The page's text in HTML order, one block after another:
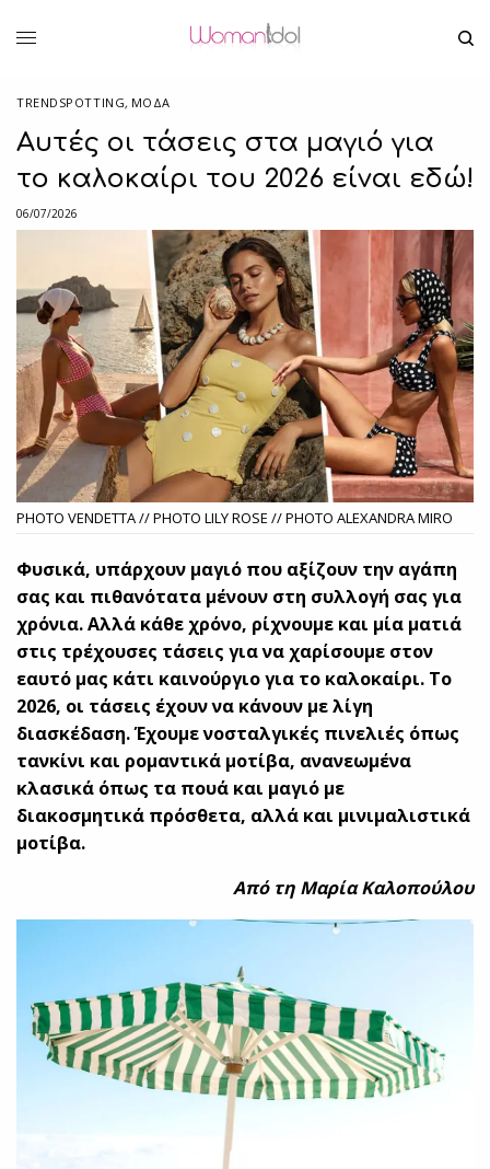
TRENDSPOTTING, ΜΟΔΑ
Αυτές οι τάσεις στα μαγιό για
το καλοκαίρι του 2026 είναι εδώ!
06/07/2026
PHOTO VENDETTA // PHOTO LILY ROSE // PHOTO ALEXANDRA MIRO
Φυσικά, υπάρχουν μαγιό που αξίζουν την αγάπη
σας και πιθανότατα μένουν στη συλλογή σας για
χρόνια. Αλλά κάθε χρόνο, ρίχνουμε και μία ματιά
στις τρέχουσες τάσεις για να χαρίσουμε στον
εαυτό μας κάτι καινούργιο για το καλοκαίρι. Το
2026, οι τάσεις έχουν να κάνουν με λίγη
διασκέδαση. Έχουμε νοσταλγικές πινελιές όπως
τανκίνι και ρομαντικά μοτίβα, ανανεωμένα
κλασικά όπως τα πουά και μαγιό με
διακοσμητικά πρόσθετα, αλλά και μινιμαλιστικά
μοτίβα.
Από τη Μαρία Καλοπούλου